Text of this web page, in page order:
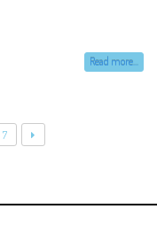
Read more...
7